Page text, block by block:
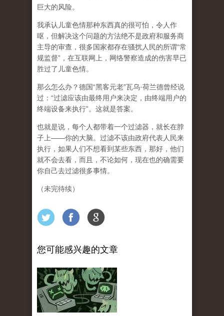
巨大的风险。
我承认儿童色情那种东西真的很可怕，令人作
呕，但解决这个问题的方法绝不是政府和服务商
主导的审查，很多国家都存在骚扰人民的所谓“常
规监督”，在互联网上，网络警察造成的伤害早已
胜过了儿童色情。
那么怎么办？德国“黑客元老”瓦乌·荷兰德曾经说
过：“过滤应该由最终用户来决定，由终端用户的
终端设备来执行”。这就是答案。
也就是说，每个人都带着一个过滤器，就长在脖
子上——你的大脑。过滤不该由政府代表人民来
执行，如果人们不想看到某些东西，那好，他们
就不会去看，而且，不论如何，现在也的确需要
你自己去过滤很多事情。
（未完待续）
您可能感兴趣的文章